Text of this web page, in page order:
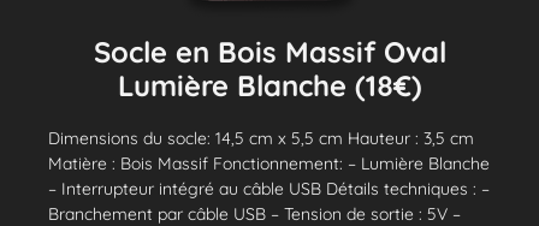
Socle en Bois Massif Oval
Lumière Blanche (18€)
Dimensions du socle: 14,5 cm x 5,5 cm Hauteur : 3,5 cm
Matière : Bois Massif Fonctionnement: – Lumière Blanche
– Interrupteur intégré au câble USB Détails techniques : –
Branchement par câble USB – Tension de sortie : 5V –